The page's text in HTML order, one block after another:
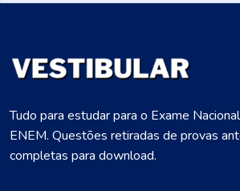
Tudo para estudar para o Exame
ENEM. Questões retiradas de provas
completas para download.